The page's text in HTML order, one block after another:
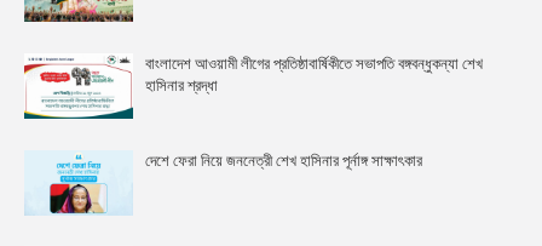
বাংলাদেশ আওয়ামী লীগের প্রতিষ্ঠাবার্ষিকীতে সভাপতি বঙ্গবন্ধুকন্যা শেখ
হাসিনার শ্রদ্ধা
দেশে ফেরা নিয়ে জননেত্রী শেখ হাসিনার পূর্নাঙ্গ সাক্ষাৎকার